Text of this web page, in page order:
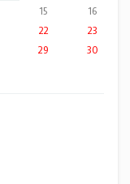
15
16
22
23
29
30